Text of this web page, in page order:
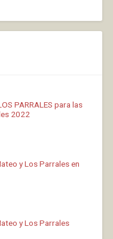
PARRALES para las
2022
y Los Parrales en
y Los Parrales